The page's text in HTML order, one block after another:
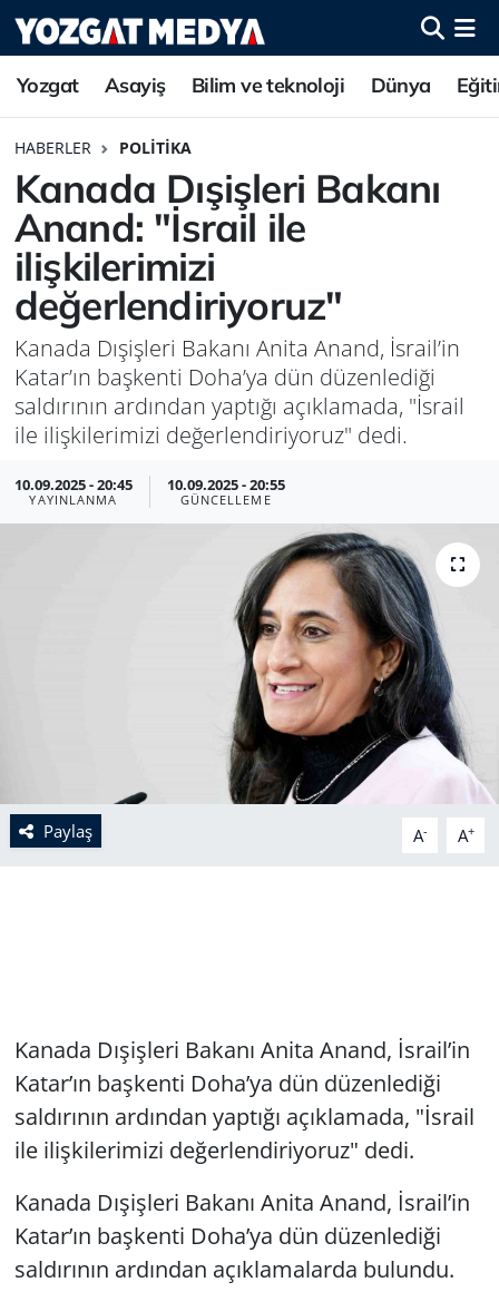
Yozgat Asayiş Bilim ve teknoloji Dünya
HABERLER POLITIKA
Kanada Dışişleri Bakanı
Anand: "İsrail ile
ilişkilerimizi
değerlendiriyoruz"
Kanada Dışişleri Bakanı Anita Anand, İsrail’in
Katar’ın başkenti Doha’ya dün düzenlediği
saldırının ardından yaptığı açıklamada, "İsrail
ile ilişkilerimizi değerlendiriyoruz" dedi.
10.09.2025 - 20:45
YAYINLANMA
10.09.2025 - 20:55
GÜNCELLEME
Paylaş A- A+
Kanada Dışişleri Bakanı Anita Anand, İsrail’in
Katar’ın başkenti Doha’ya dün düzenlediği
saldırının ardından yaptığı açıklamada, "İsrail
ile ilişkilerimizi değerlendiriyoruz" dedi.
Kanada Dışişleri Bakanı Anita Anand, İsrail’in
Katar’ın başkenti Doha’ya dün düzenlediği
saldırının ardından açıklamalarda bulundu.